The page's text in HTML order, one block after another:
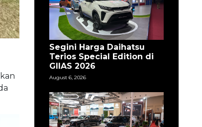
Segini Harga Daihatsu
Terios Special Edition di
GIIAS 2026
August 6, 2026